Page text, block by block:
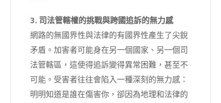
3. 司法管轄權的挑戰與跨國追訴的無力感
網路的無國界性與法律的有國界性產生了尖銳
矛盾。加害者可能身在另一個國家、另一個司
法管轄區，這使得追訴變得異常困難，甚至不
可能。受害者往往會陷入一種深刻的無力感：
明明知道是誰在傷害你，卻因為地理和法律的